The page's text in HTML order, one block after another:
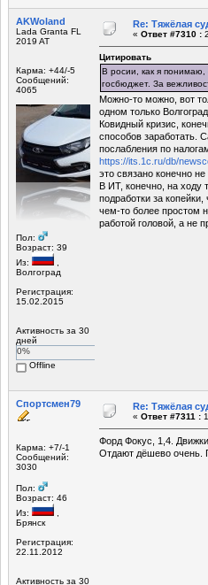
AKWoland
Lada Granta FL
2019 AT
Карма: +44/-5
Сообщений:
4065
Пол:
Возраст: 39
Из:
Волгоград
Регистрация:
15.02.2015
Активность за 30
дней
0%
Offline
Re: Тяжёлая
« Ответ #7310 :
Цитировать
В росии, как я
госбюджет. За
Можно-то можно, вот
одном только
Ковидный кризис,
способов заработать.
послабления по
https://its.1c.ru/db/
это связано конечно
В ИТ, конечно, на ходу
подработки за
чем-то более простом
работой головой, а не
Спортсмен79
Карма: +7/-1
Сообщений:
3030
Пол:
Возраст: 46
Из:
Брянск
Регистрация:
22.11.2012
Активность за 30
Re: Тяжёлая
« Ответ #7311 :
Форд Фокус, 1,4.
Отдают дёшево очень.